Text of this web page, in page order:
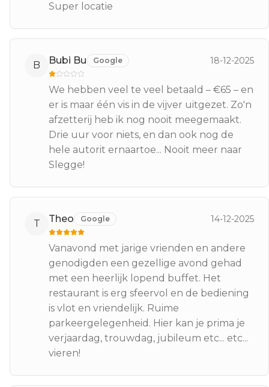
Super locatie
B Bubi Bu Google 18-12-2025
We hebben veel te veel betaald – €65 – en
er is maar één vis in de vijver uitgezet. Zo'n
afzetterij heb ik nog nooit meegemaakt.
Drie uur voor niets, en dan ook nog de
hele autorit ernaartoe... Nooit meer naar
Slegge!
T Theo Google 14-12-2025
Vanavond met jarige vrienden en andere
genodigden een gezellige avond gehad
met een heerlijk lopend buffet. Het
restaurant is erg sfeervol en de bediening
is vlot en vriendelijk. Ruime
parkeergelegenheid. Hier kan je prima je
verjaardag, trouwdag, jubileum etc... etc...
vieren!